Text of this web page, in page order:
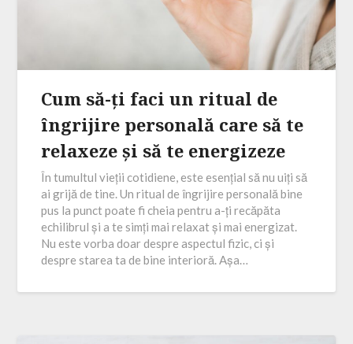
Cum să-ți faci un ritual de
îngrijire personală care să te
relaxeze și să te energizeze
În tumultul vieții cotidiene, este esențial să nu uiți să
ai grijă de tine. Un ritual de îngrijire personală bine
pus la punct poate fi cheia pentru a-ți recăpăta
echilibrul și a te simți mai relaxat și mai energizat.
Nu este vorba doar despre aspectul fizic, ci și
despre starea ta de bine interioră. Așa…